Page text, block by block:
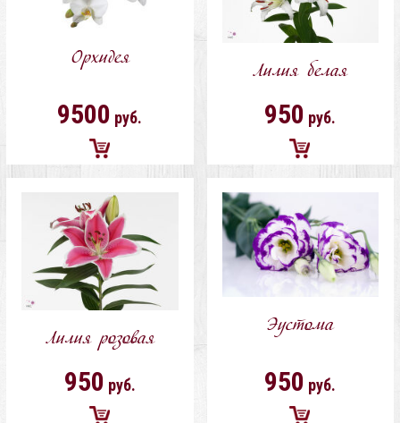
Орхидея
9500 руб.
Добавить
корзину
Лилия белая
950 руб.
Добавить
корзину
Лилия розовая
950 руб.
Эустома
950 руб.